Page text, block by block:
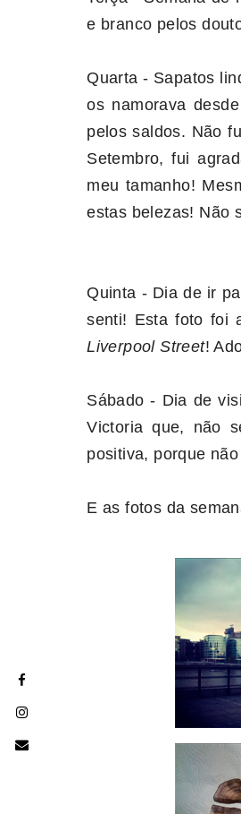
e branco pelos
Quarta - Sapatos
os namorava
pelos saldos. Não
Setembro, fui
meu tamanho!
estas belezas! Não
Quinta - Dia de ir
senti! Esta foto foi
Liverpool Street!
Sábado - Dia de
Victoria que, não
positiva, porque
E as fotos da